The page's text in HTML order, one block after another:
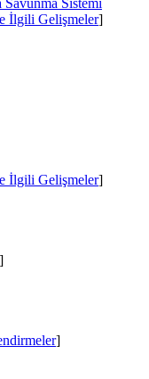
İlgili Gelişmeler]
İlgili Gelişmeler]
]
]